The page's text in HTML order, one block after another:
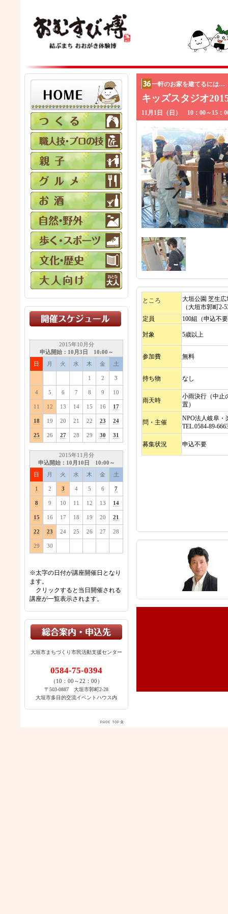
一軒のお家を建てるには…
キッズスタジオ
11月1日（日） 10：00～15：
ところ
大垣公園 芝生広
（大垣市郭町2-
定員
100組（申込不
対象 5歳以上
参加費 無料
持ち物 なし
雨天時
小雨決行（中止
置）
問・主催
NPO法人岐阜・
TEL.0584-89-
募集状況 申込不要
2015年10月分
申込開始：10月3日 10:00～
日
月 火 水 木 金 土
1 2 3
4 5 6 7 8 9 10
11 12 13 14 15 16 17
18 19 20 21 22 23 24
25 26 27 28 29 30 31
2015年11月分
申込開始：10月10日 10:00～
日
月 火 水 木 金 土
1 2 3 4 5 6 7
8 9 10 11 12 13 14
15 16 17 18 19 20 21
22 23 24 25 26 27 28
29 30
※太字の日付が講座開催日となり
ます。
クリックすると当日開催される
講座が一覧表示されます。
大垣市まちづくり市民活動支援センター
0584-75-0394
（10：00～22：00）
〒503-0887 大垣市郭町2-28
大垣市多目的交流イベントハウス内